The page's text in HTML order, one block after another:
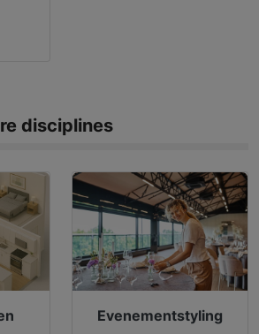
disciplines
Evenementstyling